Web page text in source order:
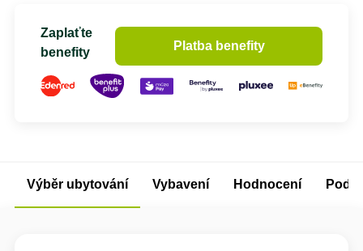
Zaplaťte
benefity
Platba benefity
Výběr ubytování Vybavení Hodnocení